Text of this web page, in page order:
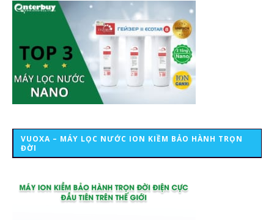
VUOXA – MÁY LỌC NƯỚC ION KIỀM BẢO HÀNH TRỌN
ĐỜI